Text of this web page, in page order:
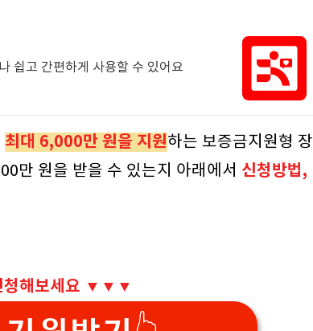
쉽고 간편하게 사용할 수 있어요
최대 6,000만 원을 지원하는 보증금지원형 장
만 원을 받을 수 있는지 아래에서 신청방법,
청해보세요 ▼▼▼